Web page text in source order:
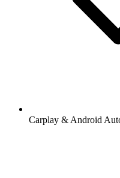
Carplay & Android